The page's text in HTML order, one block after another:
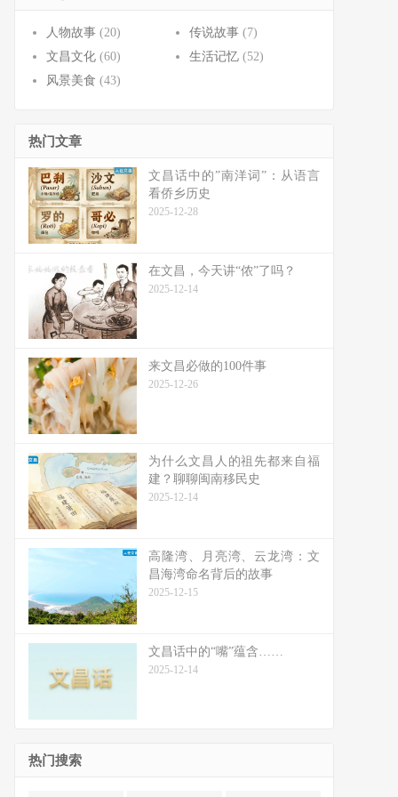
人物故事 (20) 传说故事 (7)
文昌文化 (60) 生活记忆 (52)
风景美食 (43)
热门文章
文昌话中的”南洋词”：从语言
看侨乡历史
2025-12-28
在文昌，今天讲“侬”了吗？
2025-12-14
来文昌必做的100件事
2025-12-26
为什么文昌人的祖先都来自福
建？聊聊闽南移民史
2025-12-14
高隆湾、月亮湾、云龙湾：文
昌海湾命名背后的故事
2025-12-15
文昌话中的“嘴”蕴含……
2025-12-14
热门搜索